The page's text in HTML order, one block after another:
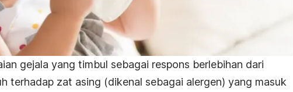
gejala yang timbul sebagai respons berlebihan dari
terhadap zat asing (dikenal sebagai alergen) yang masuk